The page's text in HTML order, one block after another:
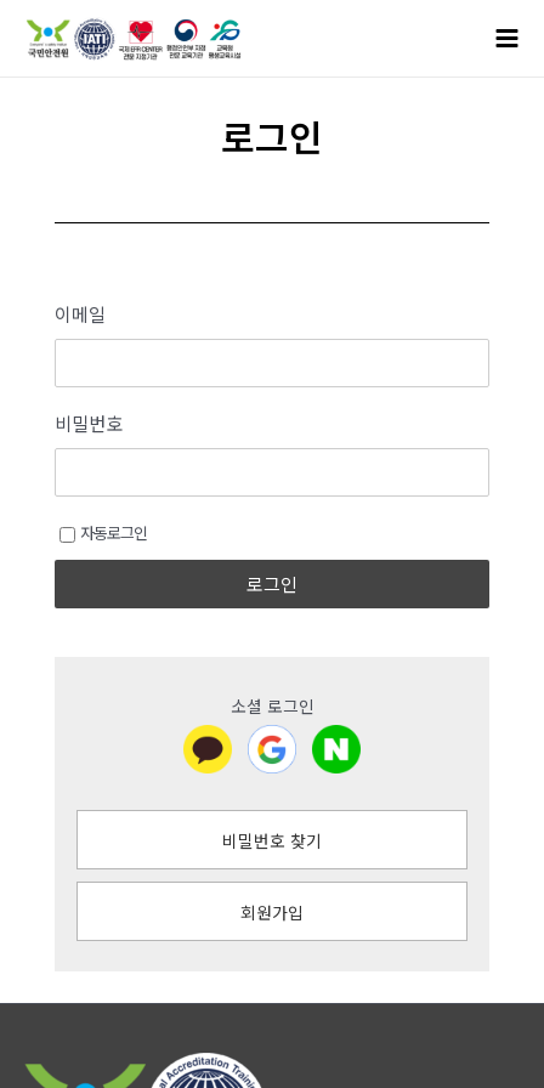
로그인
이메일
비밀번호
자동로그인
로그인
소셜 로그인
비밀번호 찾기
회원가입